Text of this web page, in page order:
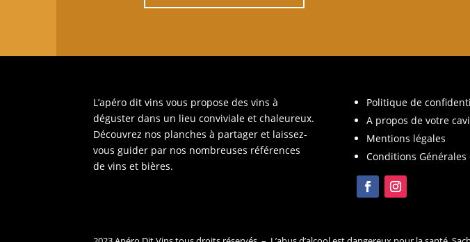
L’apéro dit vins vous propose des vins à
déguster dans un lieu conviviale et chaleureux.
Découvrez nos planches à partager et laissez-
vous guider par nos nombreuses références
de vins et bières.
Politique de
A propos de votre
Mentions légales
Conditions Générales